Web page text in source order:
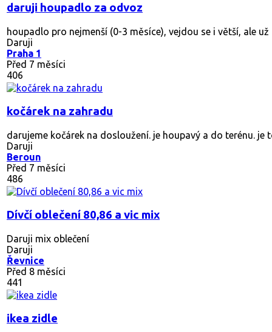
daruji houpadlo za odvoz
houpadlo pro nejmenší (0-3 měsíce), vejdou se i větší, ale
Daruji
Praha 1
Před 7 měsíci
406
kočárek na zahradu
darujeme kočárek na dosloužení. je houpavý a do terénu.
Daruji
Beroun
Před 7 měsíci
486
Dívčí oblečení 80,86 a vic mix
Daruji mix oblečení
Daruji
Řevnice
Před 8 měsíci
441
ikea zidle